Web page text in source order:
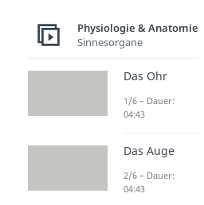
Im Alter von circa
Zahnwechsel
jetzt
Platz für die
Diese
Kinderzähnen
Wurzelnstärker
Physiologie & Anatomie
Sinnesorgane
Das Ohr
1/6 – Dauer:
04:43
Das Auge
2/6 – Dauer:
04:43